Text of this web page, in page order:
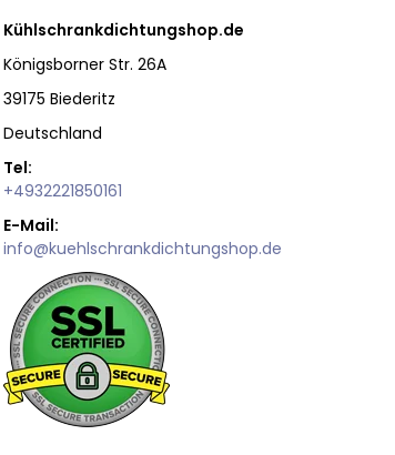
Kühlschrankdichtungshop.de
Königsborner Str. 26A
39175 Biederitz
Deutschland
Tel:
+4932221850161
E-Mail:
info@kuehlschrankdichtungshop.de